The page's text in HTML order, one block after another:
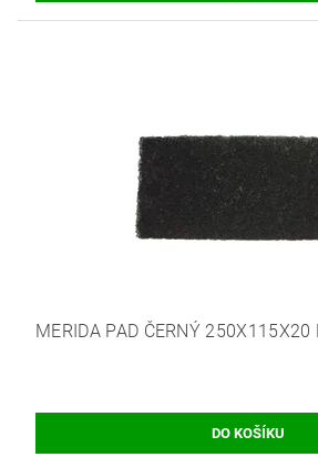
MERIDA PAD ČERNÝ 250X115X20